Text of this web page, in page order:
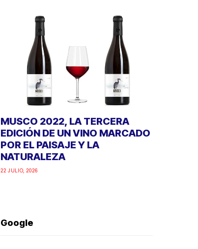
MUSCO 2022, LA TERCERA
EDICIÓN DE UN VINO MARCADO
POR EL PAISAJE Y LA
NATURALEZA
22 JULIO, 2026
Google